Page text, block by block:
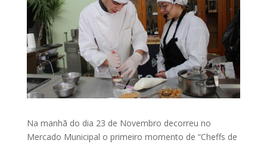
Na manhã do dia 23 de Novembro decorreu no
Mercado Municipal o primeiro momento de “Cheffs de